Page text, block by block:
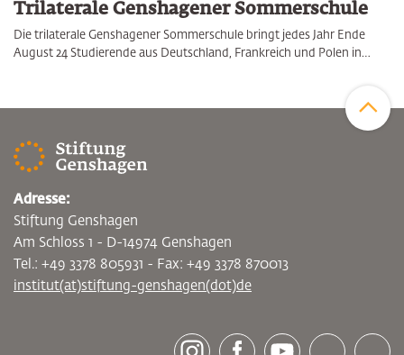
Trilaterale Genshagener Sommerschule
Die trilaterale Genshagener Sommerschule bringt jedes Jahr Ende
August 24 Studierende aus Deutschland, Frankreich und Polen in…
[socialLinksTitle]
Adresse:
Stiftung Genshagen
Am Schloss 1 - D-14974 Genshagen
Tel.: +49 3378 805931 - Fax: +49 3378 870013
institut(at)stiftung-genshagen(dot)de